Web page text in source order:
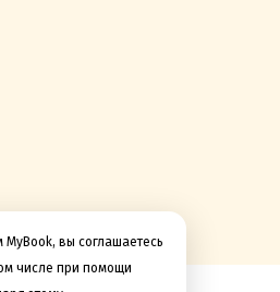
вы соглашаетесь
числе при помощи